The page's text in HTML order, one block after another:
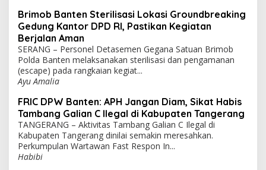
Brimob Banten Sterilisasi Lokasi Groundbreaking
Gedung Kantor DPD RI, Pastikan Kegiatan
Berjalan Aman
SERANG – Personel Detasemen Gegana Satuan Brimob
Polda Banten melaksanakan sterilisasi dan pengamanan
(escape) pada rangkaian kegiat...
Ayu Amalia
FRIC DPW Banten: APH Jangan Diam, Sikat Habis
Tambang Galian C Ilegal di Kabupaten Tangerang
TANGERANG – Aktivitas Tambang Galian C Ilegal di
Kabupaten Tangerang dinilai semakin meresahkan.
Perkumpulan Wartawan Fast Respon In...
Habibi